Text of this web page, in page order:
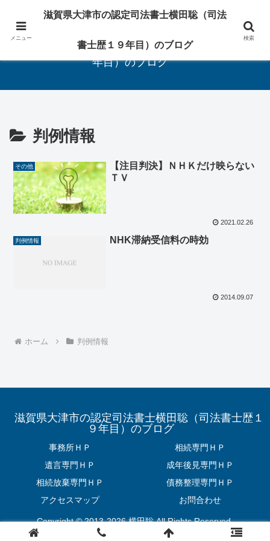
相続・遺言・登記の専門家
滋賀県大津市の認定司法書士横田聡（司法書士歴１９
年目）のブログ
判例情報
その他
【注目判決】ＮＨＫだけ映らない
ＴＶ
2021.02.26
判例情報 NHK滞納受信料の時効
2014.09.07
ホーム 判例情報
滋賀県大津市の認定司法書士横田聡（司法書士歴１
９年目）のブログ
事務所ＨＰ
相続専門ＨＰ
遺言専門ＨＰ
成年後見専門ＨＰ
相続放棄専門ＨＰ
債務整理専門ＨＰ
アクセスマップ
お問合わせ
Copyright © 2013-2026 横田聡 All Rights Reserved.
メニュー
滋賀県大津市の認定司法書士横田聡（司法
書士歴１９年目）のブログ
検索